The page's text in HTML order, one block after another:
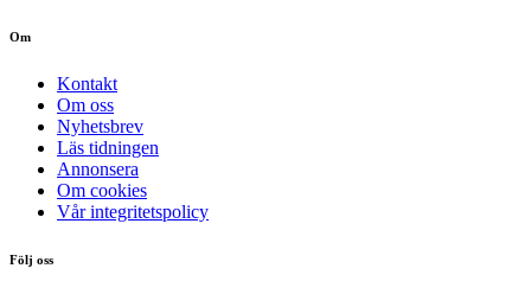
Om
Kontakt
Om oss
Nyhetsbrev
Läs tidningen
Annonsera
Om cookies
Vår integritetspolicy
Följ oss